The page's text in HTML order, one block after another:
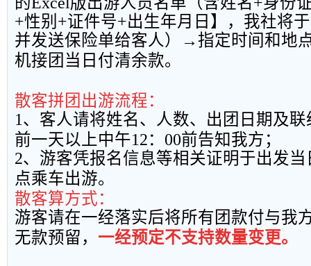
+性别 +证件号+出生年月日】，我社将
并发送保险单给客人）→指定时间和地
机接团当日付清余款。
散客拼团出游流程：
1、客人请将姓名、人数、出团日期及
前一天以上中午12： 00前告知我方；
2、游客凭报名信息等相关证明于出发
点乘车出游。
散客算方式：
游客请在一经落实后将所有团款付与我
无款预留， 一经预定不支持数量变更。